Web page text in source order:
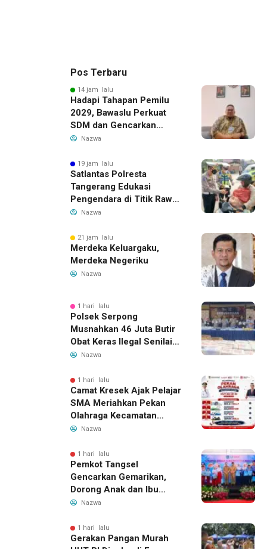
Pos Terbaru
14 jam lalu
Hadapi Tahapan Pemilu
2029, Bawaslu Perkuat
SDM dan Gencarkan
Pendidikan Demokrasi
Nazwa
19 jam lalu
Satlantas Polresta
Tangerang Edukasi
Pengendara di Titik Rawan
Kecelakaan Lewat
Nazwa
21 jam lalu
Merdeka Keluargaku,
Merdeka Negeriku
Nazwa
1 hari lalu
Polsek Serpong
Musnahkan 46 Juta Butir
Obat Keras Ilegal Senilai
Rp230 Miliar
Nazwa
1 hari lalu
Camat Kresek Ajak Pelajar
SMA Meriahkan Pekan
Olahraga Kecamatan
Kresek 2026
Nazwa
1 hari lalu
Pemkot Tangsel
Gencarkan Gemarikan,
Dorong Anak dan Ibu
Hamil Penuhi Protein
Nazwa
1 hari lalu
Gerakan Pangan Murah